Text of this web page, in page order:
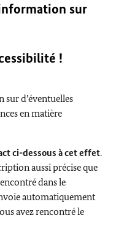
sur
!
d’éventuelles
en matière
ci-dessous à cet effet.
aussi précise que
dans le
automatiquement
avez rencontré le